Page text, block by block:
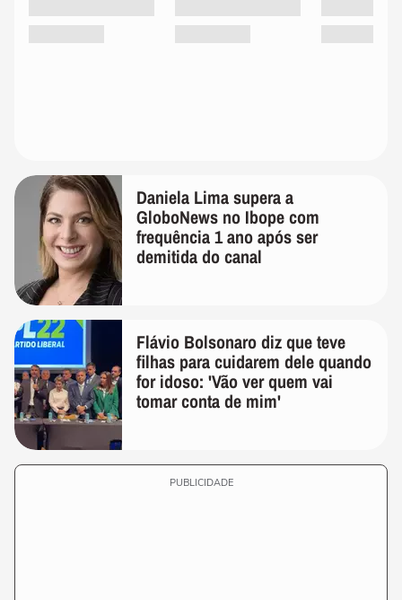
Daniela Lima supera a
GloboNews no Ibope com
frequência 1 ano após ser
demitida do canal
Flávio Bolsonaro diz que teve
filhas para cuidarem dele quando
for idoso: 'Vão ver quem vai
tomar conta de mim'
PUBLICIDADE